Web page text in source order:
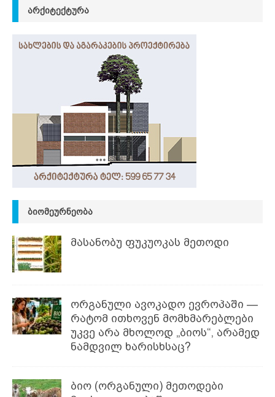
ᲐᲠᲥᲘᲢᲔᲥᲢᲣᲠᲐ
ᲑᲘᲝᲛᲔᲣᲠᲜᲔᲝᲑᲐ
მასანობუ ფუკუოკას მეთოდი
ორგანული ავოკადო ევროპაში —
რატომ ითხოვენ მომხმარებლები
უკვე არა მხოლოდ „ბიოს“, არამედ
ნამდვილ ხარისხსაც?
ბიო (ორგანული) მეთოდები